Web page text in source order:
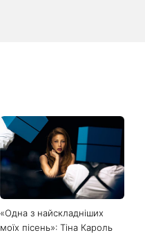
«Одна з найскладніших
моїх пісень»: Тіна Кароль